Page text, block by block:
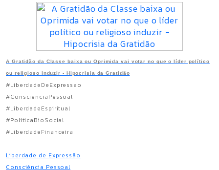
A Gratidão da Classe baixa ou Oprimida vai votar no que o líder político
ou religioso induzir - Hipocrisia da Gratidão
#LiberdadeDeExpressao
#ConscienciaPessoal
#LiberdadeEspiritual
#PoliticaBioSocial
#LiberdadeFinanceira
Liberdade de Expressão
Consciência Pessoal